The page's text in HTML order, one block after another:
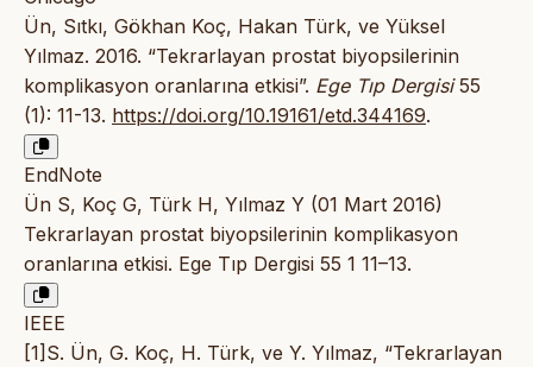
Ün, Sıtkı, Gökhan Koç, Hakan Türk, ve Yüksel
Yılmaz. 2016. “Tekrarlayan prostat biyopsilerinin
komplikasyon oranlarına etkisi”. Ege Tıp Dergisi55
(1): 11-13. https://doi.org/10.19161/etd.344169.
EndNote
Ün S, Koç G, Türk H, Yılmaz Y (01 Mart 2016)
Tekrarlayan prostat biyopsilerinin komplikasyon
oranlarına etkisi. Ege Tıp Dergisi 55 1 11–13.
IEEE
[1]S. Ün, G. Koç, H. Türk, ve Y. Yılmaz, “Tekrarlayan